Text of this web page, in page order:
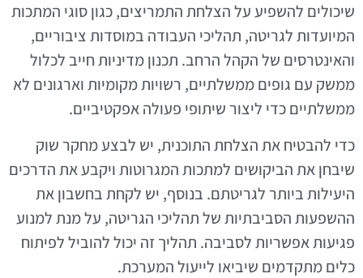
שיכולים להשפיע על הצלחת התמריצים, כגון סוגי המתכות
המיועדות לגריטה, תהליכי העבודה במוסדות ציבוריים,
והאינטרסים של הקהל הרחב. תכנון מדיניות חייב לכלול
ממשק עם גופים ממשלתיים, רשויות מקומיות וארגונים לא
ממשלתיים כדי ליצור שיתופי פעולה אפקטיביים.
כדי להבטיח את הצלחת התוכנית, יש לבצע מחקר שוק
שיבחן את הביקושים למתכות המגרוטות ויקבע את הדרכים
היעילות ביותר לגריטתם. בנוסף, יש לקחת בחשבון את
ההשפעות הסביבתיות של תהליכי הגריטה, על מנת למנוע
פגיעות אפשריות לסביבה. תהליך זה יכול להוביל לפיתוח
כלים מתקדמים שיביאו לייעול המערכת.